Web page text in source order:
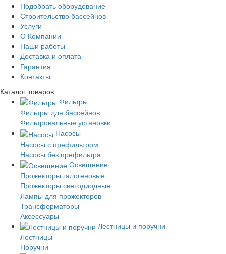
Подобрать оборудование
Строительство бассейнов
Услуги
О Компании
Наши работы
Доставка и оплата
Гарантия
Контакты
Каталог товаров
Фильтры
Фильтры для бассейнов
Фильтровальные установки
Насосы
Насосы с префильтром
Насосы без префильтра
Освещение
Прожекторы галогеновые
Прожекторы светодиодные
Лампы для прожекторов
Трансформаторы
Аксессуары
Лестницы и поручни
Лестницы
Поручни